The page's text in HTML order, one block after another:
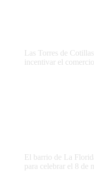
Las Torres de
incentivar el
El barrio de La
para celebrar el 8 de